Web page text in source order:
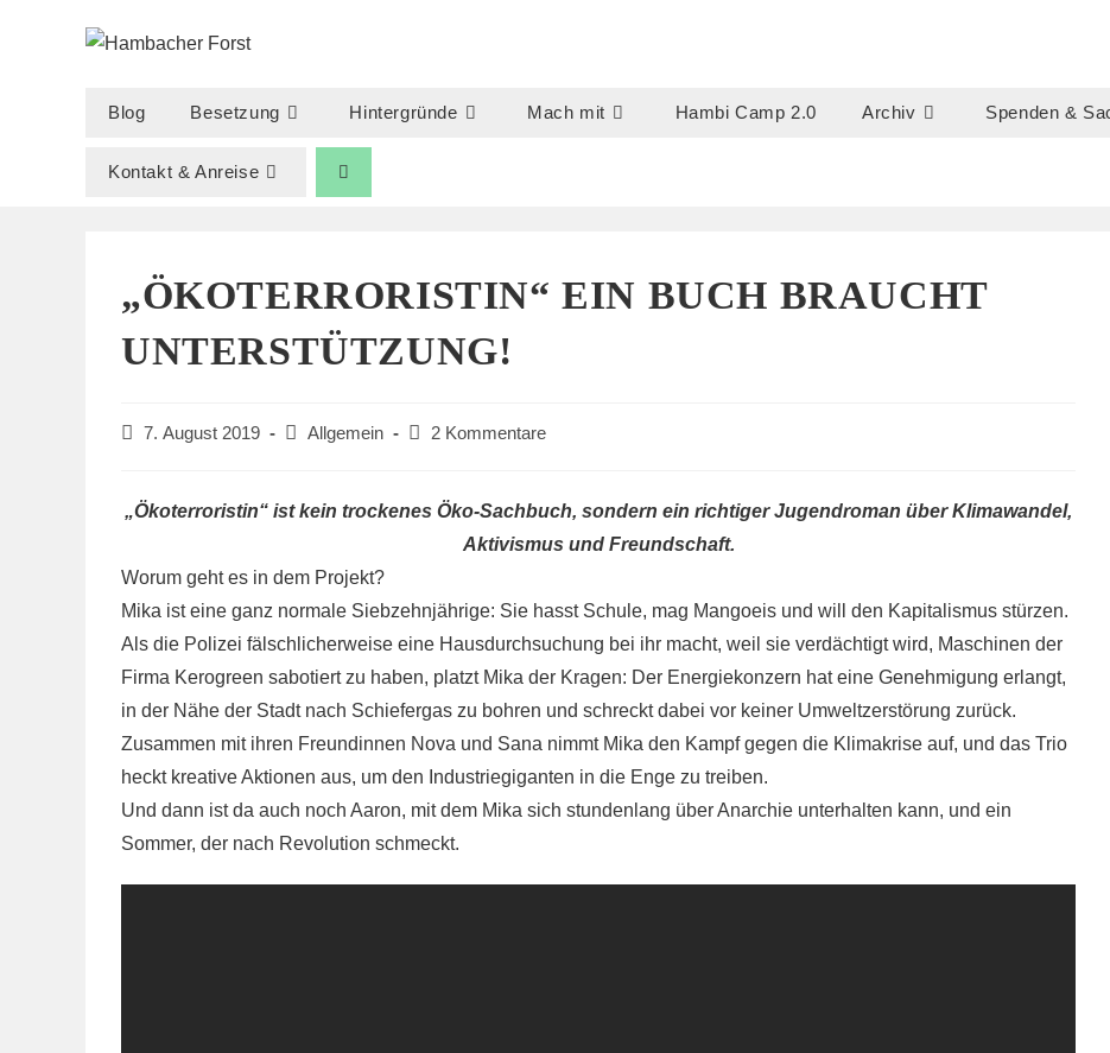
Blog Besetzung Hintergründe Mach mit Hambi Camp 2.0 Archiv Spenden &
Kontakt & Anreise
„ÖKOTERRORISTIN“ EIN BUCH BRAUCHT
UNTERSTÜTZUNG!
Beitrag
7. August 2019
Beitrags-
Allgemein
Beitrags-
2 Kommentare
„Ökoterroristin“ ist kein trockenes Öko-Sachbuch, sondern ein richtiger Jugendroman über Klimawandel,
Aktivismus und Freundschaft.
Worum geht es in dem Projekt?
Mika ist eine ganz normale Siebzehnjährige: Sie hasst Schule, mag Mangoeis und will den Kapitalismus stürzen.
Als die Polizei fälschlicherweise eine Hausdurchsuchung bei ihr macht, weil sie verdächtigt wird, Maschinen der
Firma Kerogreen sabotiert zu haben, platzt Mika der Kragen: Der Energiekonzern hat eine Genehmigung erlangt,
in der Nähe der Stadt nach Schiefergas zu bohren und schreckt dabei vor keiner Umweltzerstörung zurück.
Zusammen mit ihren Freundinnen Nova und Sana nimmt Mika den Kampf gegen die Klimakrise auf, und das Trio
heckt kreative Aktionen aus, um den Industriegiganten in die Enge zu treiben.
Und dann ist da auch noch Aaron, mit dem Mika sich stundenlang über Anarchie unterhalten kann, und ein
Sommer, der nach Revolution schmeckt.